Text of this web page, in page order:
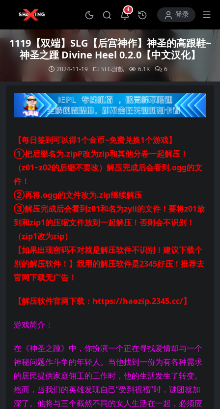
4
打开通知中心登录
1119【双端】SLG【后宫神作】神圣的高跟鞋~
神圣之踵 Divine Heel 0.2.0【中文汉化】
2024-11-19 SLG游戲 6.1K 6
【每日签到可以得1个金币~免费兑换1个游戏】
①把后缀名为.zipP改为zip和其他分卷一起解压！
（z01~z02的后缀不要改）解压完成后会看到.ogg的文
件！
②再将.ogg的文件改为.zip继续解压
③解压完成后会看到z01和名为zyii的文件！要将z01放
到和zip1的压缩文件放到一起解压！否则会不识别！
（zip1改为zip）
【如果出现密码不对就是解压软件不识别！建议下载个
别的解压软件！】我用的解压软件是2345好压！推荐去
官网下载无广告！
【解压软件官网下载：https://haozip.2345.cc/】
游戏简介：
在《神圣之踵》中，你扮演一个正在寻找爱情却与一个
神秘问题作斗争的年轻人。当他找到一份为有各种需求
的居民提供家庭佣工的工作时，他的生活发生了转变。
然而，当我们的英雄发现自己“受到祝福”时，谜团就加
深了。他将与三个截然不同的女人生活在一起，必须应